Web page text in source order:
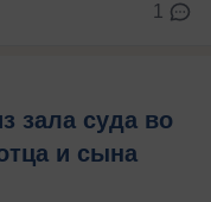
1
зала суда во
и сына